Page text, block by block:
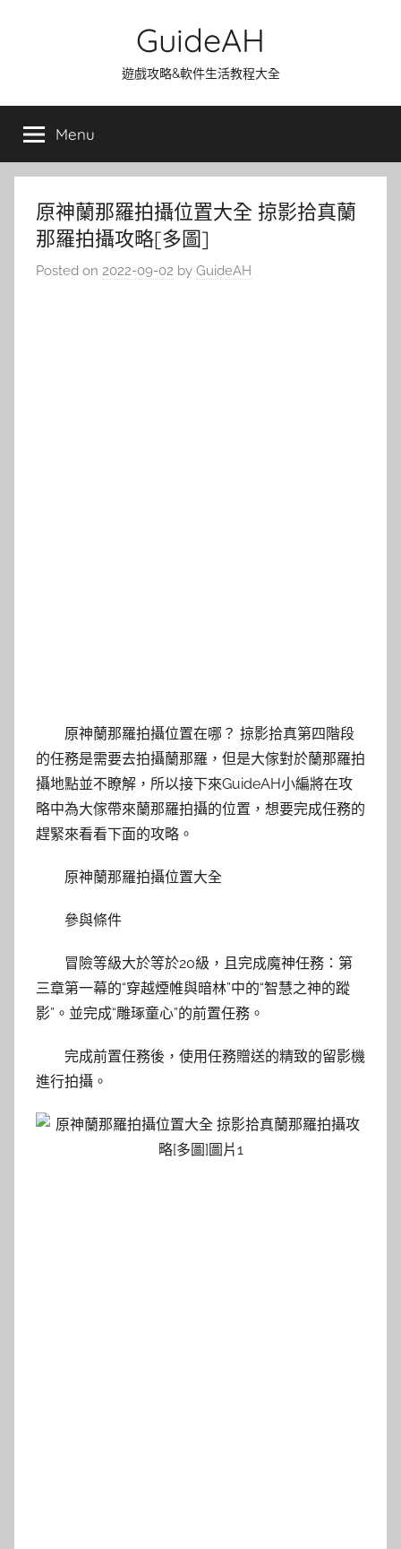
GuideAH
遊戲攻略&軟件生活教程大全
Menu
原神蘭那羅拍攝位置大全 掠影拾真蘭
那羅拍攝攻略[多圖]
Posted on 2022-09-02 by GuideAH
原神蘭那羅拍攝位置在哪？ 掠影拾真第四階段
的任務是需要去拍攝蘭那羅，但是大傢對於蘭那羅拍
攝地點並不瞭解，所以接下來GuideAH小編將在攻
略中為大傢帶來蘭那羅拍攝的位置，想要完成任務的
趕緊來看看下面的攻略。
原神蘭那羅拍攝位置大全
參與條件
冒險等級大於等於20級，且完成魔神任務：第
三章第一幕的“穿越煙帷與暗林”中的“智慧之神的蹤
影”。並完成“雕琢童心”的前置任務。
完成前置任務後，使用任務贈送的精致的留影機
進行拍攝。